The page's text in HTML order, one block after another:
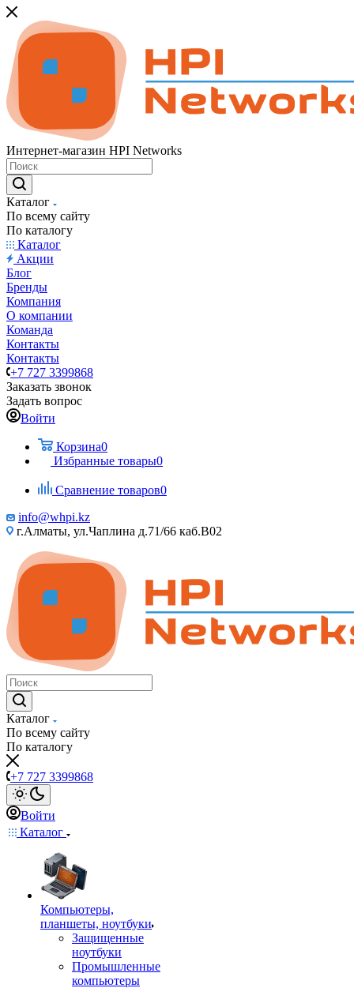
Интернет-магазин HPI Networks
Каталог
По всему сайту
По каталогу
Каталог
Акции
Блог
Бренды
Компания
О компании
Команда
Контакты
Контакты
+7 727 3399868
Заказать звонок
Задать вопрос
Войти
Корзина0
Избранные товары0
Сравнение товаров0
info@whpi.kz
г.Алматы, ул.Чаплина д.71/66 каб.B02
Каталог
По всему сайту
По каталогу
+7 727 3399868
Войти
Каталог
Компьютеры,
планшеты, ноутбуки
Защищенные
ноутбуки
Промышленные
компьютеры